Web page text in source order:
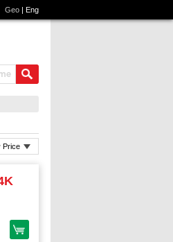
Geo | Eng
Price